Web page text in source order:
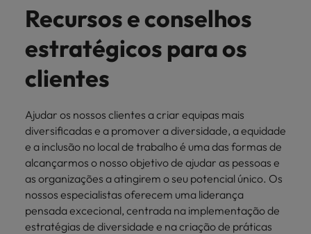
Recursos e conselhos
estratégicos para os
clientes
Ajudar os nossos clientes a criar equipas mais
diversificadas e a promover a diversidade, a equidade
e a inclusão no local de trabalho é uma das formas de
alcançarmos o nosso objetivo de ajudar as pessoas e
as organizações a atingirem o seu potencial único. Os
nossos especialistas oferecem uma liderança
pensada excecional, centrada na implementação de
estratégias de diversidade e na criação de práticas